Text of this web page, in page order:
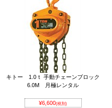
キトー 1.0ｔ 手動チェーンブロック
6.0M 月極レンタル
¥6,600(税別)